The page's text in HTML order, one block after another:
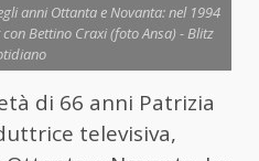
anni Ottanta e Novanta: nel 1994
Bettino Craxi (foto Ansa) - Blitz
di 66 anni Patrizia
televisiva,